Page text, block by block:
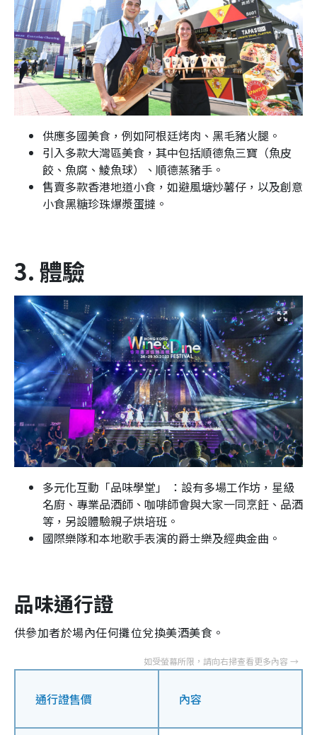
供應多國美食，例如阿根廷烤肉、黑毛豬火腿。
引入多款大灣區美食，其中包括順德魚三寶（魚皮
餃、魚腐、鯪魚球）、順德蒸豬手。
售賣多款香港地道小食，如避風塘炒薯仔，以及創意
小食黑糖珍珠爆漿蛋撻。
3. 體驗
多元化互動「品味學堂」 ：設有多場工作坊，星級
名廚、專業品酒師、咖啡師會與大家一同烹飪、品酒
等，另設體驗親子烘培班。
國際樂隊和本地歌手表演的爵士樂及經典金曲。
品味通行證
供參加者於場內任何攤位兌換美酒美食。
通行證售價 內容